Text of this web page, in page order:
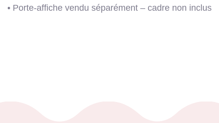
• Porte-affiche vendu séparément – cadre non inclus